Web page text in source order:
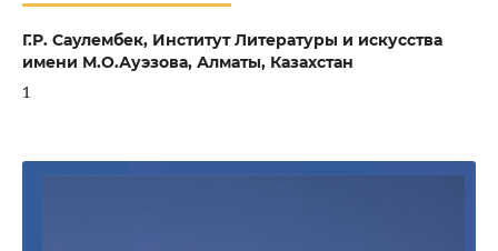
Г.Р. Саулембек, Институт Литературы и искусства
имени М.О.Ауэзова, Алматы, Казахстан
1